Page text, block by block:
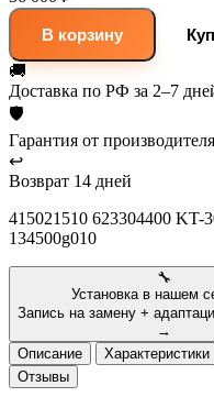
В корзину
🚚
Доставка по РФ за 2–7
🛡
Гарантия от производителя
↩
Возврат 14 дней
415021510 623304400 KT-
134500g010
🔧
Установка в нашем
Запись на замену +
→
Описание
Характеристики
Отзывы